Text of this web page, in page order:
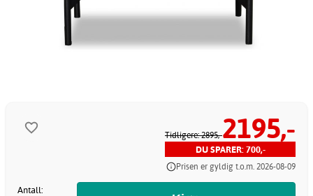
Tidligere: 2895,-2195,-
DU SPARER: 700,-
Prisen er gyldig t.o.m. 2026-08-09
Antall: